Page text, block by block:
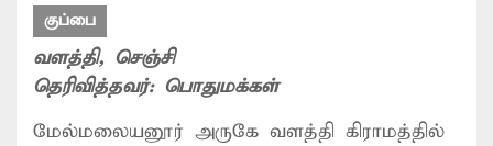
குப்பை
வளத்தி, செஞ்சி
தெரிவித்தவர்: பொதுமக்கள்
மேல்மலையனூர் அருகே வளத்தி கிராமத்தில்